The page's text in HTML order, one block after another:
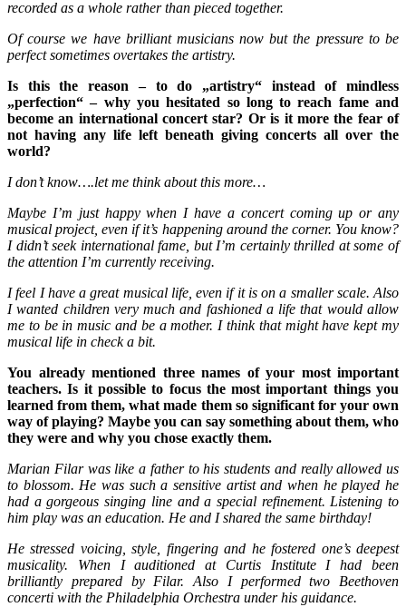
recorded as a whole rather than pieced together.
Of course we have brilliant musicians now but the pressure to be
perfect sometimes overtakes the artistry.
Is this the reason – to do „artistry“ instead of mindless
„perfection“ – why you hesitated so long to reach fame and
become an international concert star? Or is it more the fear of
not having any life left beneath giving concerts all over the
world?
I don’t know….let me think about this more…
Maybe I’m just happy when I have a concert coming up or any
musical project, even if it’s happening around the corner. You know?
I didn’t seek international fame, but I’m certainly thrilled at some of
the attention I’m currently receiving.
I feel I have a great musical life, even if it is on a smaller scale. Also
I wanted children very much and fashioned a life that would allow
me to be in music and be a mother. I think that might have kept my
musical life in check a bit.
You already mentioned three names of your most important
teachers. Is it possible to focus the most important things you
learned from them, what made them so significant for your own
way of playing? Maybe you can say something about them, who
they were and why you chose exactly them.
Marian Filar was like a father to his students and really allowed us
to blossom. He was such a sensitive artist and when he played he
had a gorgeous singing line and a special refinement. Listening to
him play was an education. He and I shared the same birthday!
He stressed voicing, style, fingering and he fostered one’s deepest
musicality. When I auditioned at Curtis Institute I had been
brilliantly prepared by Filar. Also I performed two Beethoven
concerti with the Philadelphia Orchestra under his guidance.